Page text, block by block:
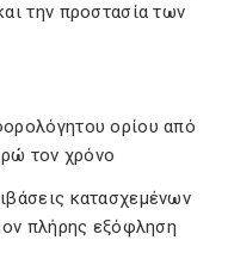
την προστασία των
ορίου από
τον χρόνο
κατασχεμένων
πλήρης εξόφληση